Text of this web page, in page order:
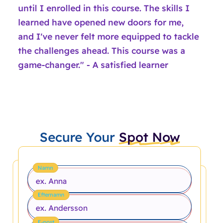
until I enrolled in this course. The skills I
learned have opened new doors for me,
and I've never felt more equipped to tackle
the challenges ahead. This course was a
game-changer." - A satisfied learner
Secure Your Spot Now
Namn
Efternamn